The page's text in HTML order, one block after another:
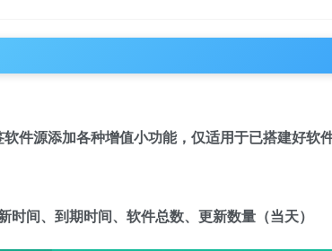
件源添加各种增值小功能，仅适用于已搭建好软
时间、到期时间、软件总数、更新数量（当天）